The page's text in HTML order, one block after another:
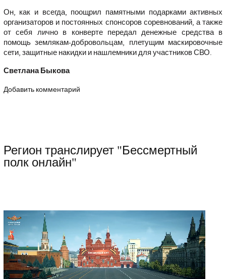
Он, как и всегда, поощрил памятными подарками активных
организаторов и постоянных спонсоров соревнований, а также
от себя лично в конверте передал денежные средства в
помощь землякам-добровольцам, плетущим маскировочные
сети, защитные накидки и нашлемники для участников СВО.
Светлана Быкова
Добавить комментарий
Регион транслирует "Бессмертный
полк онлайн"